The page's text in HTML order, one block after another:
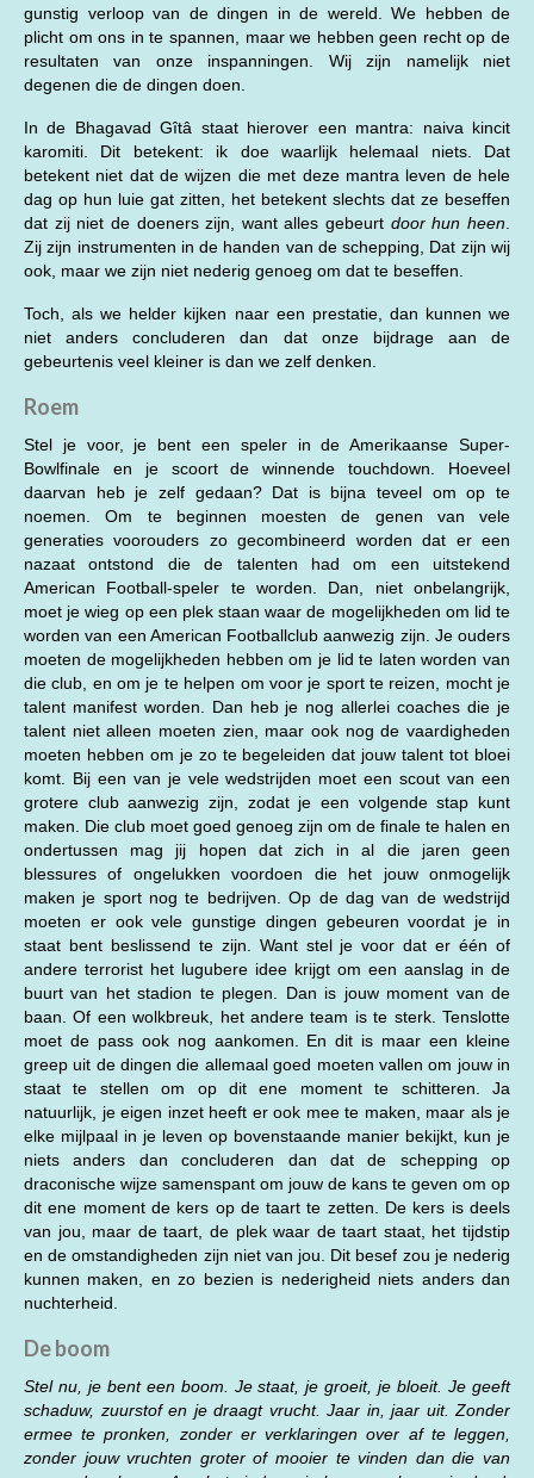
gunstig verloop van de dingen in de wereld. We hebben de
plicht om ons in te spannen, maar we hebben geen recht op de
resultaten van onze inspanningen. Wij zijn namelijk niet
degenen die de dingen doen.
In de Bhagavad Gîtâ staat hierover een mantra: naiva kincit
karomiti. Dit betekent: ik doe waarlijk helemaal niets. Dat
betekent niet dat de wijzen die met deze mantra leven de hele
dag op hun luie gat zitten, het betekent slechts dat ze beseffen
dat zij niet de doeners zijn, want alles gebeurt door hun heen
Zij zijn instrumenten in de handen van de schepping, Dat zijn wij
ook, maar we zijn niet nederig genoeg om dat te beseffen.
Toch, als we helder kijken naar een prestatie, dan kunnen we
niet anders concluderen dan dat onze bijdrage aan de
gebeurtenis veel kleiner is dan we zelf denken.
Roem
Stel je voor, je bent een speler in de Amerikaanse Super-
Bowlfinale en je scoort de winnende touchdown. Hoeveel
daarvan heb je zelf gedaan? Dat is bijna teveel om op te
noemen. Om te beginnen moesten de genen van vele
generaties voorouders zo gecombineerd worden dat er een
nazaat ontstond die de talenten had om een uitstekend
American Football-speler te worden. Dan, niet onbelangrijk,
moet je wieg op een plek staan waar de mogelijkheden om lid te
worden van een American Footballclub aanwezig zijn. Je ouders
moeten de mogelijkheden hebben om je lid te laten worden van
die club, en om je te helpen om voor je sport te reizen, mocht je
talent manifest worden. Dan heb je nog allerlei coaches die je
talent niet alleen moeten zien, maar ook nog de vaardigheden
moeten hebben om je zo te begeleiden dat jouw talent tot bloei
komt. Bij een van je vele wedstrijden moet een scout van een
grotere club aanwezig zijn, zodat je een volgende stap kunt
maken. Die club moet goed genoeg zijn om de finale te halen en
ondertussen mag jij hopen dat zich in al die jaren geen
blessures of ongelukken voordoen die het jouw onmogelijk
maken je sport nog te bedrijven. Op de dag van de wedstrijd
moeten er ook vele gunstige dingen gebeuren voordat je in
staat bent beslissend te zijn. Want stel je voor dat er één of
andere terrorist het lugubere idee krijgt om een aanslag in de
buurt van het stadion te plegen. Dan is jouw moment van de
baan. Of een wolkbreuk, het andere team is te sterk. Tenslotte
moet de pass ook nog aankomen. En dit is maar een kleine
greep uit de dingen die allemaal goed moeten vallen om jouw in
staat te stellen om op dit ene moment te schitteren. Ja
natuurlijk, je eigen inzet heeft er ook mee te maken, maar als je
elke mijlpaal in je leven op bovenstaande manier bekijkt, kun je
niets anders dan concluderen dan dat de schepping op
draconische wijze samenspant om jouw de kans te geven om op
dit ene moment de kers op de taart te zetten. De kers is deels
van jou, maar de taart, de plek waar de taart staat, het tijdstip
en de omstandigheden zijn niet van jou. Dit besef zou je nederig
kunnen maken, en zo bezien is nederigheid niets anders dan
nuchterheid.
De boom
Stel nu, je bent een boom. Je staat, je groeit, je bloeit. Je geeft
schaduw, zuurstof en je draagt vrucht. Jaar in, jaar uit. Zonder
ermee te pronken, zonder er verklaringen over af te leggen,
zonder jouw vruchten groter of mooier te vinden dan die van